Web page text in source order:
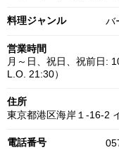
料理ジャンル バ
営業時間
月～日、祝日、祝前日:
L.O. 21:30）
住所
東京都港区海岸１-16-2
電話番号